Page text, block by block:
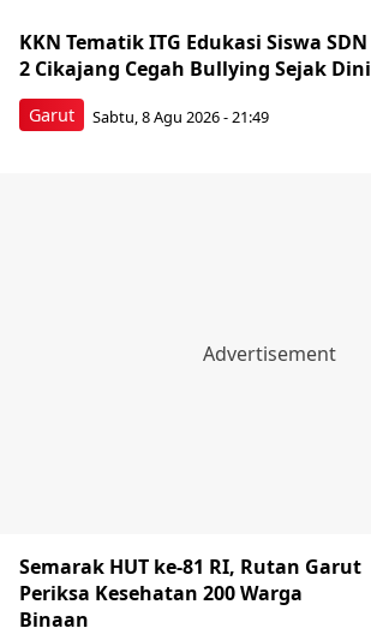
Garut
KKN Tematik ITG Edukasi Siswa SDN
2 Cikajang Cegah Bullying Sejak Dini
Sabtu, 8 Agu 2026 - 21:49
Semarak HUT ke-81 RI, Rutan Garut
Periksa Kesehatan 200 Warga
Binaan